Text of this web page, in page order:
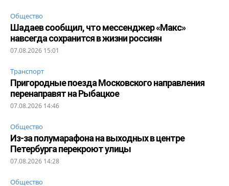
Общество
Шадаев сообщил, что мессенджер «Макс»
навсегда сохранится в жизни россиян
07.08.2026 15:01
Транспорт
Пригородные поезда Московского направления
перенаправят на Рыбацкое
07.08.2026 14:46
Общество
Из-за полумарафона на выходных в центре
Петербурга перекроют улицы
07.08.2026 14:28
Общество